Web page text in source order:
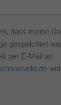
dass meine
gespeichert
per E-Mail an